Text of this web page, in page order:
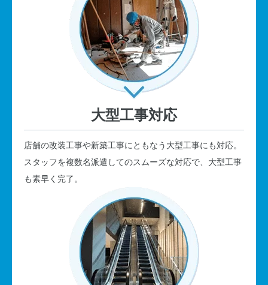
大型工事対応
店舗の改装工事や新築工事にともなう大型工事にも対応。
スタッフを複数名派遣してのスムーズな対応で、大型工事
も素早く完了。